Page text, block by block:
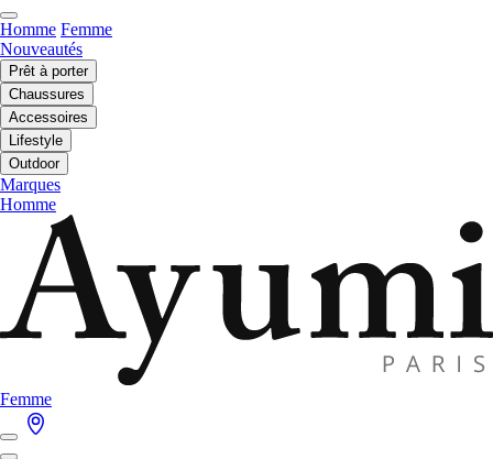
Homme Femme
Nouveautés
Prêt à porter
Chaussures
Accessoires
Lifestyle
Outdoor
Marques
Homme
Femme